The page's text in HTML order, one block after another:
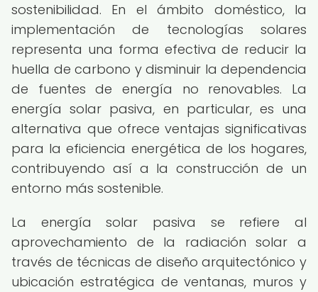
sostenibilidad. En el ámbito doméstico, la
implementación de tecnologías solares
representa una forma efectiva de reducir la
huella de carbono y disminuir la dependencia
de fuentes de energía no renovables. La
energía solar pasiva, en particular, es una
alternativa que ofrece ventajas significativas
para la eficiencia energética de los hogares,
contribuyendo así a la construcción de un
entorno más sostenible.
La energía solar pasiva se refiere al
aprovechamiento de la radiación solar a
través de técnicas de diseño arquitectónico y
ubicación estratégica de ventanas, muros y